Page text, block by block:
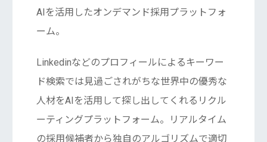
AIを活用したオンデマンド採用プラットフォ
ーム。
Linkedinなどのプロフィールによるキーワー
ド検索では見過ごされがちな世界中の優秀な
人材をAIを活用して探し出してくれるリクル
ーティングプラットフォーム。リアルタイム
の採用候補者から独自のアルゴリズムで適切